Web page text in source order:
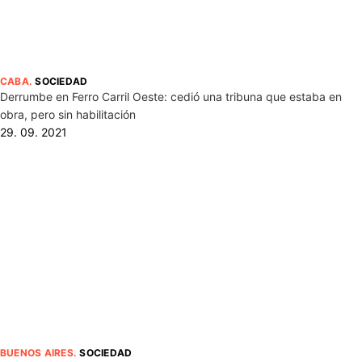
CABA.SOCIEDAD
Derrumbe en Ferro Carril Oeste: cedió una tribuna que estaba en
obra, pero sin habilitación
29. 09. 2021
BUENOS AIRES.SOCIEDAD